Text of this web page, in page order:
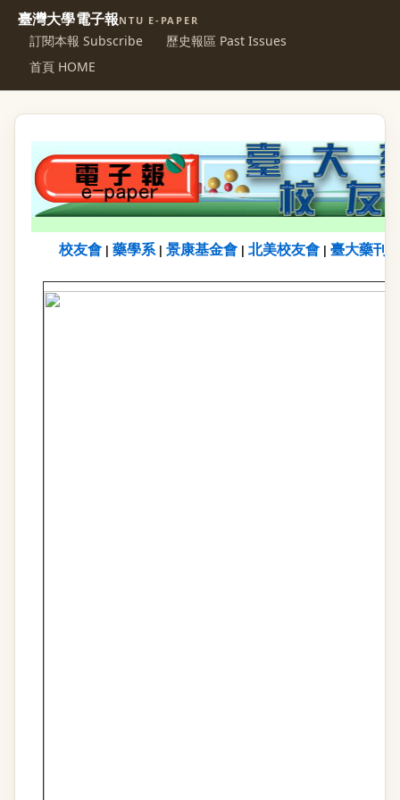
臺灣大學電子報NTU E-PAPER
訂閱本報 Subscribe
歷史報區 Past Issues
首頁 HOME
校友會 藥學系| 景康基金會 北美校友會 臺大藥刊